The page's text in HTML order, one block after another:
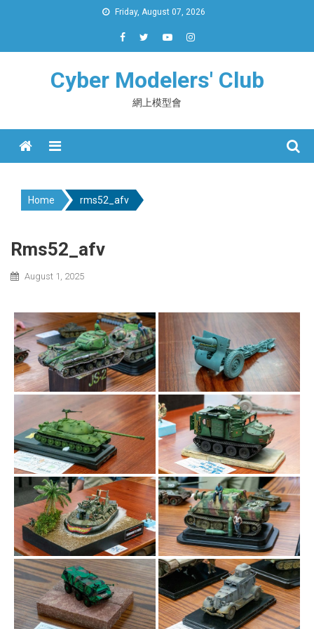
Friday, August 07, 2026
Cyber Modelers' Club
網上模型會
Menu
Home rms52_afv
Rms52_afv
August 1, 2025